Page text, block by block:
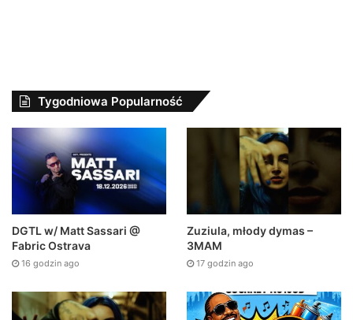
Tygodniowa Popularność
DGTL w/ Matt Sassari @
Fabric Ostrava
16 godzin ago
Zuziula, młody dymas –
3MAM
17 godzin ago